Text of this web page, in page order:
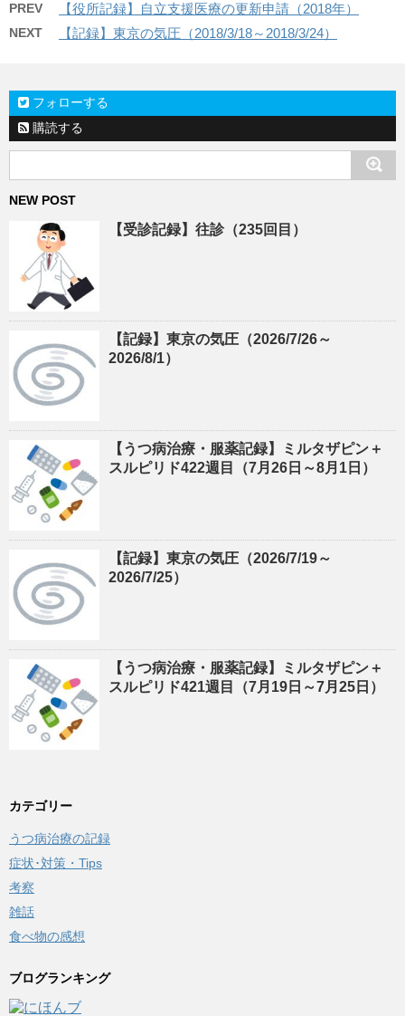
PREV 【役所記録】自立支援医療の更新申請（2018年）
NEXT 【記録】東京の気圧（2018/3/18～2018/3/24）
フォローする
購読する
NEW POST
【受診記録】往診（235回目）
【記録】東京の気圧（2026/7/26～
2026/8/1）
【うつ病治療・服薬記録】ミルタザピン＋
スルピリド422週目（7月26日～8月1日）
【記録】東京の気圧（2026/7/19～
2026/7/25）
【うつ病治療・服薬記録】ミルタザピン＋
スルピリド421週目（7月19日～7月25日）
カテゴリー
うつ病治療の記録
症状･対策・Tips
考察
雑話
食べ物の感想
ブログランキング